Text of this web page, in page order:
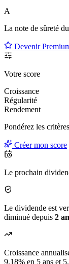
A
La note de sûreté
Devenir
Votre score
Croissance
Régularité
Rendement
Pondérez les
Créer mon score
Le prochain
Le dividende est
diminué depuis 2
Croissance
9.18% en 5 ans et